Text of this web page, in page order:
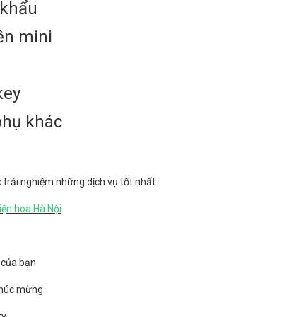
mini
khác
trải nghiệm những dịch vụ tốt nhất :
hoa Hà Nội
bạn
mừng